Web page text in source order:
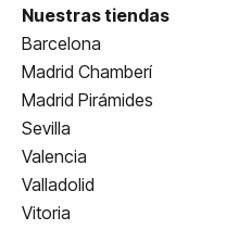
Nuestras tiendas
Barcelona
Madrid Chamberí
Madrid Pirámides
Sevilla
Valencia
Valladolid
Vitoria